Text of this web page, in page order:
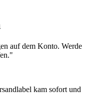
auf dem Konto. Werde
kam sofort und